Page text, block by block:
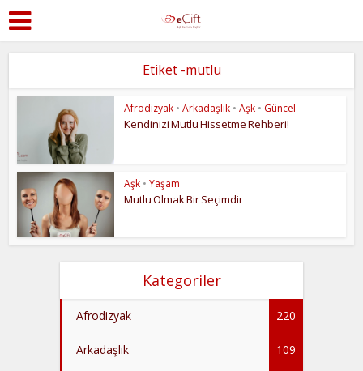
Etiket -mutlu
Afrodizyak • Arkadaşlık • Aşk • Güncel
Kendinizi Mutlu Hissetme Rehberi!
Aşk • Yaşam
Mutlu Olmak Bir Seçimdir
Kategoriler
Afrodizyak 220
Arkadaşlık 109